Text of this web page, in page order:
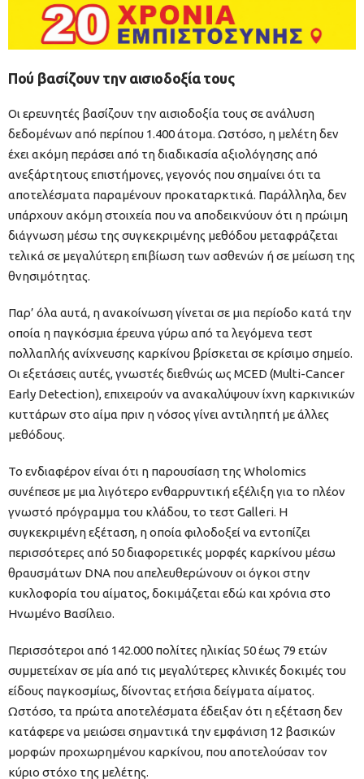
Πού βασίζουν την αισιοδοξία τους
Οι ερευνητές βασίζουν την αισιοδοξία τους σε ανάλυση
δεδομένων από περίπου 1.400 άτομα. Ωστόσο, η μελέτη δεν
έχει ακόμη περάσει από τη διαδικασία αξιολόγησης από
ανεξάρτητους επιστήμονες, γεγονός που σημαίνει ότι τα
αποτελέσματα παραμένουν προκαταρκτικά. Παράλληλα, δεν
υπάρχουν ακόμη στοιχεία που να αποδεικνύουν ότι η πρώιμη
διάγνωση μέσω της συγκεκριμένης μεθόδου μεταφράζεται
τελικά σε μεγαλύτερη επιβίωση των ασθενών ή σε μείωση της
θνησιμότητας.
Παρ’ όλα αυτά, η ανακοίνωση γίνεται σε μια περίοδο κατά την
οποία η παγκόσμια έρευνα γύρω από τα λεγόμενα τεστ
πολλαπλής ανίχνευσης καρκίνου βρίσκεται σε κρίσιμο σημείο.
Οι εξετάσεις αυτές, γνωστές διεθνώς ως MCED (Multi-Cancer
Early Detection), επιχειρούν να ανακαλύψουν ίχνη καρκινικών
κυττάρων στο αίμα πριν η νόσος γίνει αντιληπτή με άλλες
μεθόδους.
Το ενδιαφέρον είναι ότι η παρουσίαση της Wholomics
συνέπεσε με μια λιγότερο ενθαρρυντική εξέλιξη για το πλέον
γνωστό πρόγραμμα του κλάδου, το τεστ Galleri. Η
συγκεκριμένη εξέταση, η οποία φιλοδοξεί να εντοπίζει
περισσότερες από 50 διαφορετικές μορφές καρκίνου μέσω
θραυσμάτων DNA που απελευθερώνουν οι όγκοι στην
κυκλοφορία του αίματος, δοκιμάζεται εδώ και χρόνια στο
Ηνωμένο Βασίλειο.
Περισσότεροι από 142.000 πολίτες ηλικίας 50 έως 79 ετών
συμμετείχαν σε μία από τις μεγαλύτερες κλινικές δοκιμές του
είδους παγκοσμίως, δίνοντας ετήσια δείγματα αίματος.
Ωστόσο, τα πρώτα αποτελέσματα έδειξαν ότι η εξέταση δεν
κατάφερε να μειώσει σημαντικά την εμφάνιση 12 βασικών
μορφών προχωρημένου καρκίνου, που αποτελούσαν τον
κύριο στόχο της μελέτης.